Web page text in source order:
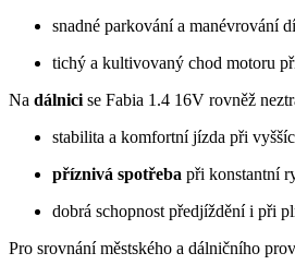
snadné parkování a manévrování
tichý a kultivovaný chod motoru
Na dálnici se Fabia 1.4 16V rovněž
stabilita a komfortní jízda při
příznivá spotřeba při konstantní
dobrá schopnost předjíždění i při
Pro srovnání městského a dálničního